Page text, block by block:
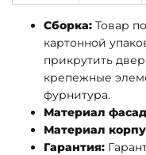
Сборка: Товар
картонной
прикрутить
крепежные
фурнитура.
Материал
Материал
Гарантия: